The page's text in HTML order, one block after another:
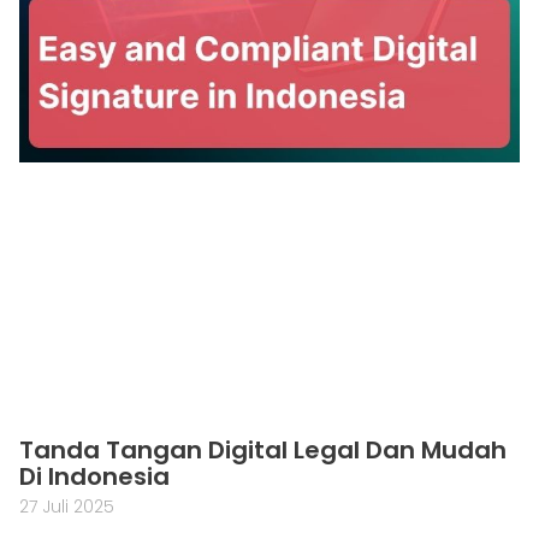
Tanda Tangan Digital Legal Dan Mudah
Di Indonesia
27 Juli 2025